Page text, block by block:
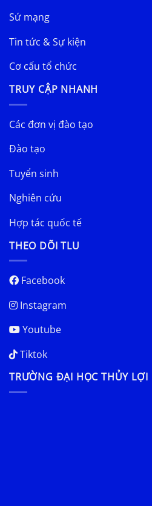
Sứ mạng
Tin tức & Sự kiện
Cơ cấu tổ chức
TRUY CẬP NHANH
Các đơn vị đào tạo
Đào tạo
Tuyển sinh
Nghiên cứu
Hợp tác quốc tế
THEO DÕI TLU
Facebook
Instagram
Youtube
Tiktok
TRƯỜNG ĐẠI HỌC THỦY LỢI